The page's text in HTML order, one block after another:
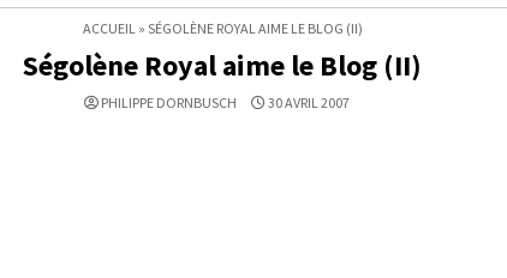
ACCUEIL» SÉGOLÈNE ROYAL AIME LE BLOG (II)
Ségolène Royal aime le Blog (II)
PHILIPPE DORNBUSCH 30 AVRIL 2007